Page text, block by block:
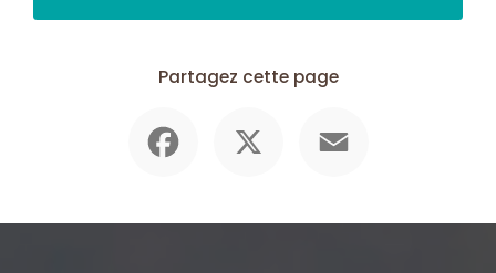
Partagez cette page